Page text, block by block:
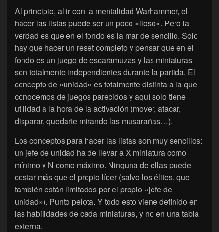
Al principio, al ir con la mentalidad Warhammer, el
hacer las listas puede ser un poco «lioso». Pero la
verdad es que en el fondo es la mar de sencillo. Solo
hay que hacer un reset completo y pensar que en el
fondo es un juego de escaramuzas y las miniaturas
son totalmente independientes durante la partida. El
concepto de «unidad» es totalmente distinta a la que
conocemos de juegos parecidos y aquí solo tiene
utilidad a la hora de la activación (mover, atacar,
disparar, quedarte mirando las musarañas…).
Los conceptos para hacer las listas son muy sencillos:
un jefe de unidad ha de llevar a X miniatura como
mínimo y N como máximo. Ninguna de ellas puede
costar más que el propio líder (salvo los élites, que
también están limitados por el propio «jefe de
unidad»). Punto pelota. Y todo esto viene definido en
las habilidades de cada miniaturas, y no en una tabla
externa.